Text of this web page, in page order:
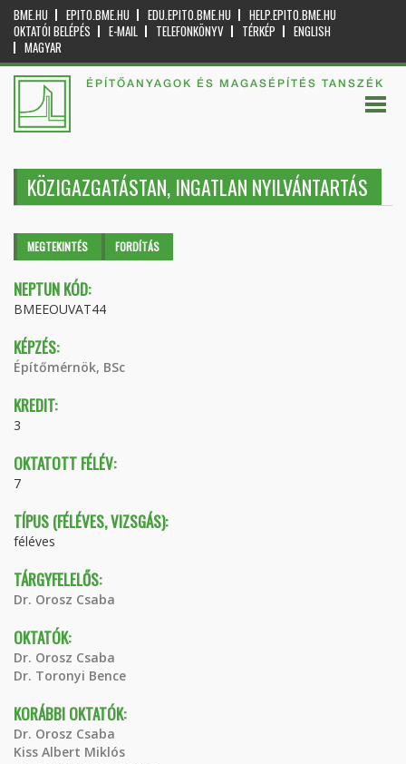
BME.HU EPITO.BME.HU EDU.EPITO.BME.HU
HELP.EPITO.BME.HU
OKTATÓI BELÉPÉS
E-MAIL TELEFONKÖNYV TÉRKÉP
ENGLISH
MAGYAR
ÉPÍTŐANYAGOK ÉS MAGASÉPÍTÉS TANSZÉK
KÖZIGAZGATÁSTAN, INGATLAN NYILVÁNTARTÁS
Elsődleges fülek
MEGTEKINTÉS (AKTÍVFORDÍTÁS
NEPTUN KÓD:
BMEEOUVAT44
KÉPZÉS:
Építőmérnök, BSc
KREDIT:
3
OKTATOTT FÉLÉV:
7
TÍPUS (FÉLÉVES, VIZSGÁS):
féléves
TÁRGYFELELŐS:
Dr. Orosz Csaba
OKTATÓK:
Dr. Orosz Csaba
Dr. Toronyi Bence
KORÁBBI OKTATÓK:
Dr. Orosz Csaba
Kiss Albert Miklós